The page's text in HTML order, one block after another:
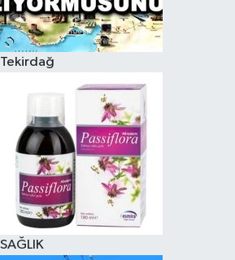
Tekirdağ
SAĞLIK